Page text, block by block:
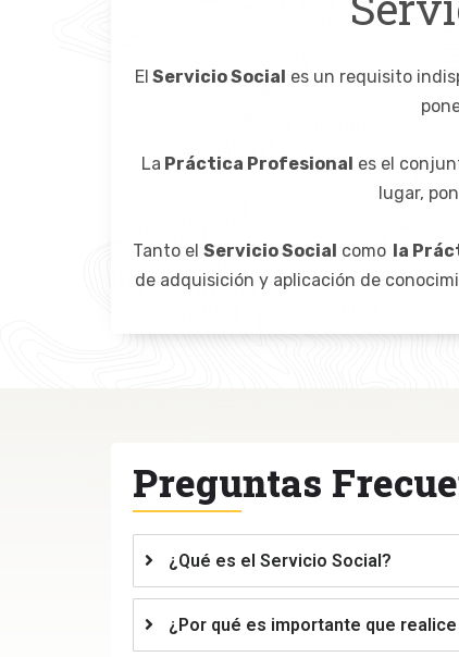
El Servicio Social es un requisito
La Práctica Profesional es el
lugar,
Tanto el Servicio Social como la
de adquisición y aplicación de
Preguntas
¿Qué es el Servicio Social?
¿Por qué es importante que